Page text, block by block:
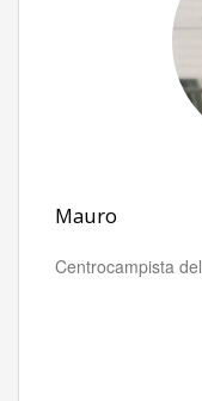
Mauro
Centrocampista del